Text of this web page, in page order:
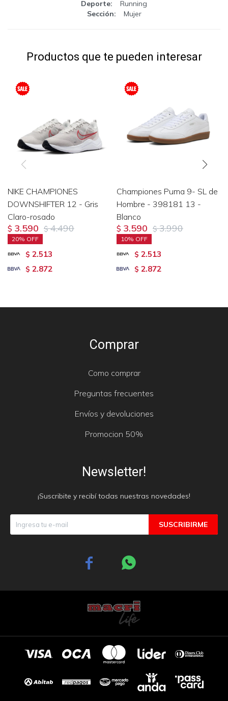
Deporte
Running
Sección
Mujer
Productos que te pueden interesar
NIKE CHAMPIONES
DOWNSHIFTER 12 - Gris
Claro-rosado
$ 3.590 $ 4.490
20
$ 2.513
$ 2.872
Championes Puma 9- SL de
Hombre - 398181 13 -
Blanco
$ 3.590 $ 3.990
10
$ 2.513
$ 2.872
Comprar
Como comprar
Preguntas frecuentes
Envíos y devoluciones
Promocion 50%
Newsletter!
¡Suscribite y recibí todas nuestras novedades!
SUSCRIBIRME
 